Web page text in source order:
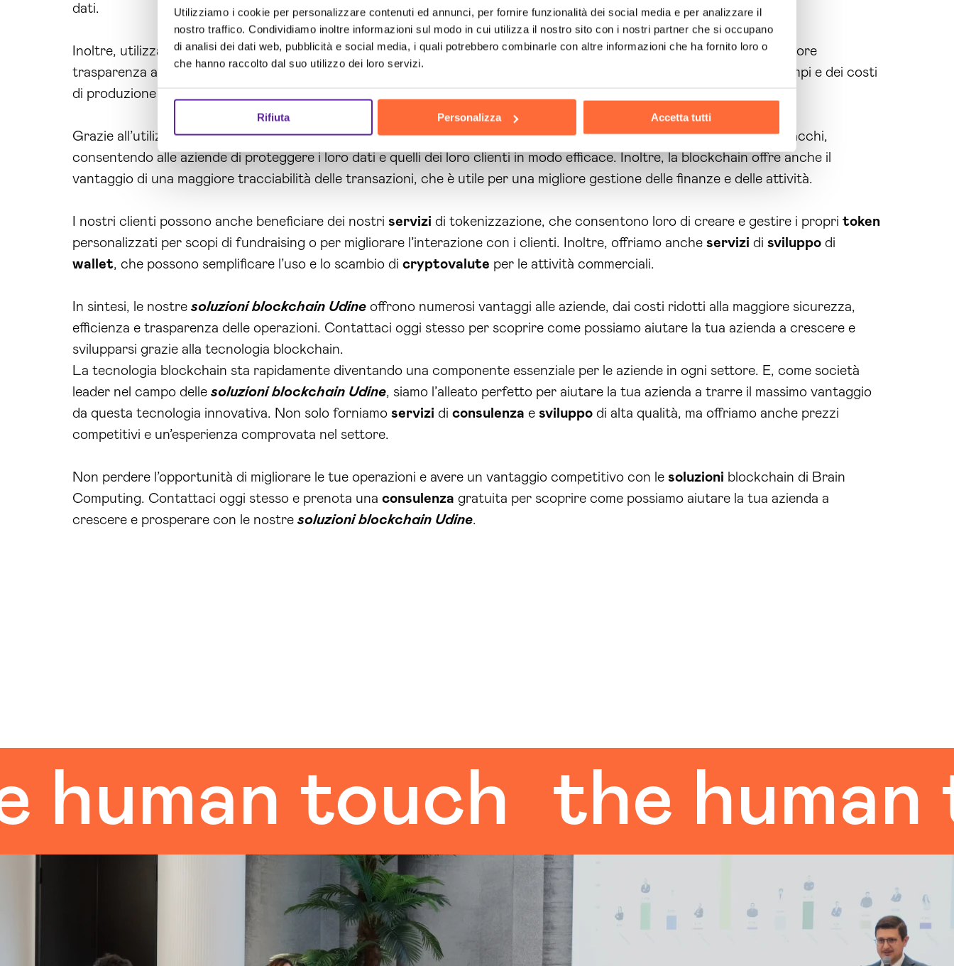
Utilizziamo i cookie per personalizzare contenuti ed annunci, per fornire funzionalità dei social media e per analizzare il
nostro traffico. Condividiamo inoltre informazioni sul modo in cui utilizza il nostro sito con i nostri partner che si occupano
di analisi dei dati web, pubblicità e social media, i quali potrebbero combinarle con altre informazioni che ha fornito loro o
che hanno raccolto dal suo utilizzo dei loro servizi.
Rifiuta Personalizza Accetta tutti
dati.
Inoltre, utilizzando leDAppe glismart contract , i nostri clienti possono automatizzare i processi e creare una maggiore
trasparenza all’interno delle loro catene di fornitura e operazioni finanziarie. Questo si traduce in una riduzione dei tempi e dei costi
di produzione e nella possibilità di raggiungere nuovi mercati e clienti.
Grazie all’utilizzo delle tecnologie blockchain, le nostresoluzionisono altamente sicure e resistenti alle frodi e agli attacchi,
consentendo alle aziende di proteggere i loro dati e quelli dei loro clienti in modo efficace. Inoltre, la blockchain offre anche il
vantaggio di una maggiore tracciabilità delle transazioni, che è utile per una migliore gestione delle finanze e delle attività.
I nostri clienti possono anche beneficiare dei nostri servizi di tokenizzazione, che consentono loro di creare e gestire i propri token
personalizzati per scopi di fundraising o per migliorare l’interazione con i clienti. Inoltre, offriamo anche servizi di sviluppo di
wallet, che possono semplificare l’uso e lo scambio di cryptovalute per le attività commerciali.
In sintesi, le nostre soluzioni blockchain Udine offrono numerosi vantaggi alle aziende, dai costi ridotti alla maggiore sicurezza,
efficienza e trasparenza delle operazioni. Contattaci oggi stesso per scoprire come possiamo aiutare la tua azienda a crescere e
svilupparsi grazie alla tecnologia blockchain.
La tecnologia blockchain sta rapidamente diventando una componente essenziale per le aziende in ogni settore. E, come società
leader nel campo delle soluzioni blockchain Udine, siamo l’alleato perfetto per aiutare la tua azienda a trarre il massimo vantaggio
da questa tecnologia innovativa. Non solo forniamo servizi di consulenza e sviluppo di alta qualità, ma offriamo anche prezzi
competitivi e un’esperienza comprovata nel settore.
Non perdere l’opportunità di migliorare le tue operazioni e avere un vantaggio competitivo con le soluzioni blockchain di Brain
Computing. Contattaci oggi stesso e prenota una consulenza gratuita per scoprire come possiamo aiutare la tua azienda a
crescere e prosperare con le nostre soluzioni blockchain Udine.
touch the human